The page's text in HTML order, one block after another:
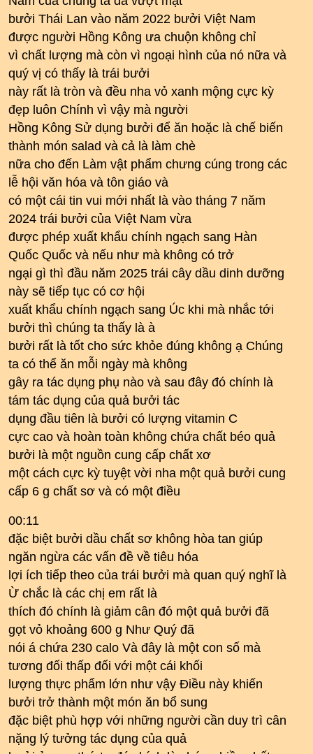
bưởi Thái Lan vào năm 2022 bưởi Việt Nam
được người Hồng Kông ưa chuộn không chỉ
vì chất lượng mà còn vì ngoại hình của nó nữa và
quý vị có thấy là trái bưởi
này rất là tròn và đều nha vỏ xanh mộng cực kỳ
đẹp luôn Chính vì vậy mà người
Hồng Kông Sử dụng bưởi để ăn hoặc là chế biến
thành món salad và cả là làm chè
nữa cho đến Làm vật phẩm chưng cúng trong các
lễ hội văn hóa và tôn giáo và
có một cái tin vui mới nhất là vào tháng 7 năm
2024 trái bưởi của Việt Nam vừa
được phép xuất khẩu chính ngạch sang Hàn
Quốc Quốc và nếu như mà không có trở
ngại gì thì đầu năm 2025 trái cây dầu dinh dưỡng
này sẽ tiếp tục có cơ hội
xuất khẩu chính ngạch sang Úc khi mà nhắc tới
bưởi thì chúng ta thấy là à
bưởi rất là tốt cho sức khỏe đúng không ạ Chúng
ta có thể ăn mỗi ngày mà không
gây ra tác dụng phụ nào và sau đây đó chính là
tám tác dụng của quả bưởi tác
dụng đầu tiên là bưởi có lượng vitamin C
cực cao và hoàn toàn không chứa chất béo quả
bưởi là một nguồn cung cấp chất xơ
một cách cực kỳ tuyệt vời nha một quả bưởi cung
cấp 6 g chất sơ và có một điều
00:11
đặc biệt bưởi dầu chất sơ không hòa tan giúp
ngăn ngừa các vấn đề về tiêu hóa
lợi ích tiếp theo của trái bưởi mà quan quý nghĩ là
Ừ chắc là các chị em rất là
thích đó chính là giảm cân đó một quả bưởi đã
gọt vỏ khoảng 600 g Như Quý đã
nói á chứa 230 calo Và đây là một con số mà
tương đối thấp đối với một cái khối
lượng thực phẩm lớn như vậy Điều này khiến
bưởi trở thành một món ăn bổ sung
đặc biệt phù hợp với những người cần duy trì cân
nặng lý tưởng tác dụng của quả